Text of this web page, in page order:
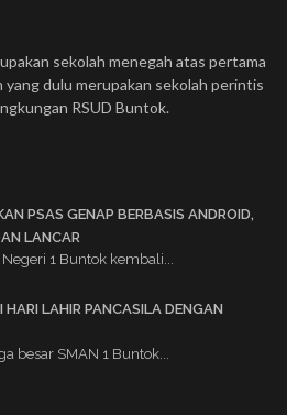
sekolah menegah atas pertama
dulu merupakan sekolah perintis
RSUD Buntok.
PSAS GENAP BERBASIS ANDROID,
LANCAR
1 Buntok kembali...
LAHIR PANCASILA DENGAN
besar SMAN 1 Buntok...